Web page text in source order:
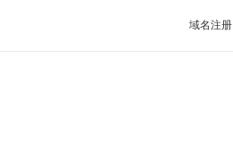
域名注册